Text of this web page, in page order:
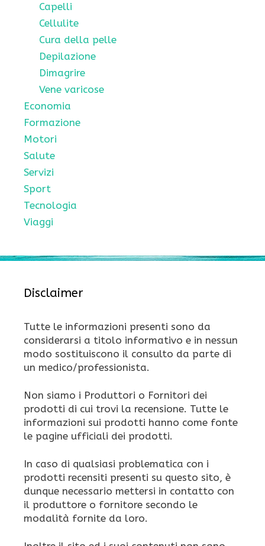
Capelli
Cellulite
Cura della pelle
Depilazione
Dimagrire
Vene varicose
Economia
Formazione
Motori
Salute
Servizi
Sport
Tecnologia
Viaggi
Disclaimer
Tutte le informazioni presenti sono da
considerarsi a titolo informativo e in nessun
modo sostituiscono il consulto da parte di
un medico/professionista.
Non siamo i Produttori o Fornitori dei
prodotti di cui trovi la recensione. Tutte le
informazioni sui prodotti hanno come fonte
le pagine ufficiali dei prodotti.
In caso di qualsiasi problematica con i
prodotti recensiti presenti su questo sito, è
dunque necessario mettersi in contatto con
il produttore o fornitore secondo le
modalità fornite da loro.